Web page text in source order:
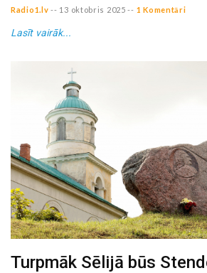
Radio1.lv -- 13 oktobris 2025 -- 1 Komentāri
Lasīt vairāk...
Turpmāk Sēlijā būs